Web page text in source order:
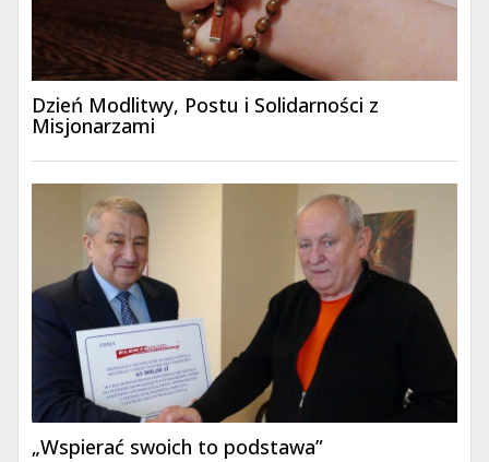
Dzień Modlitwy, Postu i Solidarności z
Misjonarzami
„Wspierać swoich to podstawa”